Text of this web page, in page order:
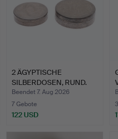
2 ÄGYPTISCHE
SILBERDOSEN, RUND.
Beendet 7. Aug 2026
7 Gebote
122 USD